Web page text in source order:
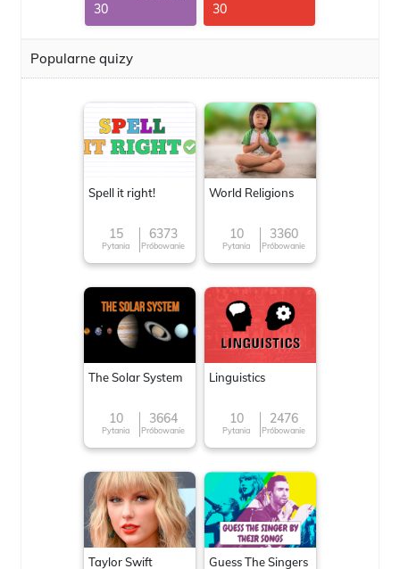
30 30
Popularne quizy
Spell it right!
15
Pytania
6373
Próbowanie
World Religions
10
Pytania
3360
Próbowanie
The Solar System
10
Pytania
3664
Próbowanie
Linguistics
10
Pytania
2476
Próbowanie
Taylor Swift
Guess The Singers